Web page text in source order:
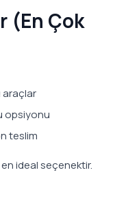
(En Çok
araçlar
opsiyonu
teslim
ideal seçenektir.